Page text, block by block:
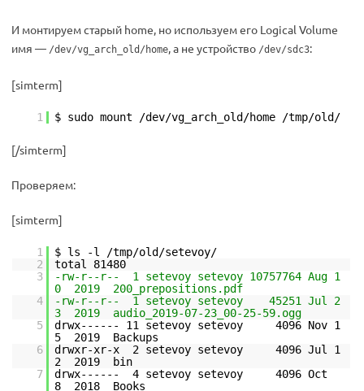
И монтируем старый home, но используем его Logical Volume
имя — /dev/vg_arch_old/home, а не устройство /dev/sdc3:
[simterm]
1 $ sudo mount /dev/vg_arch_old/home /tmp/old/
[/simterm]
Проверяем:
[simterm]
1
$ ls -l /tmp/old/setevoy/
2
total 81480
3
-rw-r--r-- 1 setevoy setevoy 10757764 Aug 1
0 2019 200_prepositions.pdf
4
-rw-r--r-- 1 setevoy setevoy 45251 Jul 2
3 2019 audio_2019-07-23_00-25-59.ogg
5
drwx------ 11 setevoy setevoy 4096 Nov 1
5 2019 Backups
6
drwxr-xr-x 2 setevoy setevoy 4096 Jul 1
2 2019 bin
7
drwx------ 4 setevoy setevoy 4096 Oct
8 2018 Books